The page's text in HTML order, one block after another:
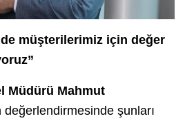
müşterilerimiz için değer
Müdürü Mahmut
değerlendirmesinde şunları